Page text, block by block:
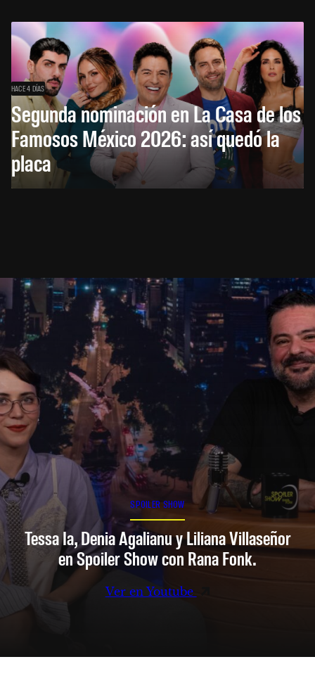
HACE 4 DÍAS
Segunda nominación en La Casa de los
Famosos México 2026: así quedó la
placa
SPOILER SHOW
Tessa Ia, Denia Agalianu y Liliana Villaseñor
en Spoiler Show con Rana Fonk.
Ver en Youtube